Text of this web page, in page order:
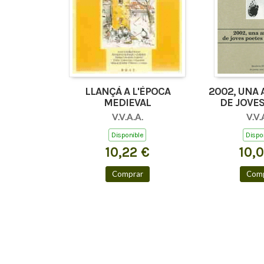
LLANÇÀ A L'ÈPOCA
MEDIEVAL
V.V.A.A.
Disponible
10,22 €
Comprar
2002, UNA
DE